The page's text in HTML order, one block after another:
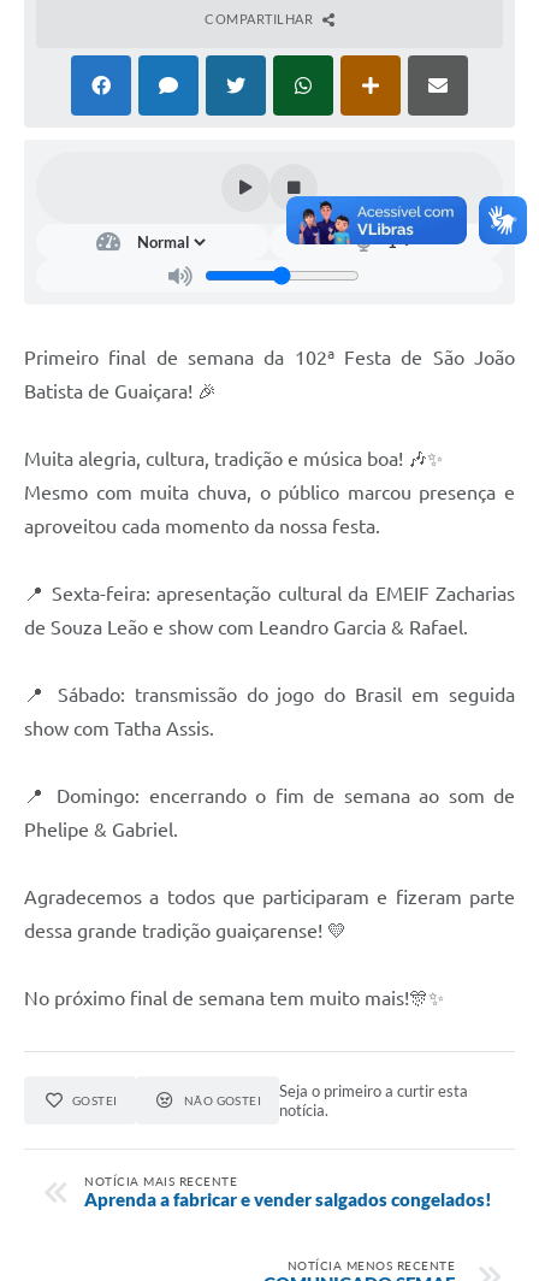
COMPARTILHAR
Primeiro final de semana da 102ª Festa de São João
Batista de Guaiçara! 🎉
Muita alegria, cultura, tradição e música boa! 🎶✨
Mesmo com muita chuva, o público marcou presença e
aproveitou cada momento da nossa festa.
📍 Sexta-feira: apresentação cultural da EMEIF Zacharias
de Souza Leão e show com Leandro Garcia & Rafael.
📍 Sábado: transmissão do jogo do Brasil em seguida
show com Tatha Assis.
📍 Domingo: encerrando o fim de semana ao som de
Phelipe & Gabriel.
Agradecemos a todos que participaram e fizeram parte
dessa grande tradição guaiçarense! 💛
No próximo final de semana tem muito mais!🎊✨
GOSTEI NÃO GOSTEI
Seja o primeiro a curtir esta
notícia.
NOTÍCIA MAIS RECENTE
Aprenda a fabricar e vender salgados congelados!
NOTÍCIA MENOS RECENTE